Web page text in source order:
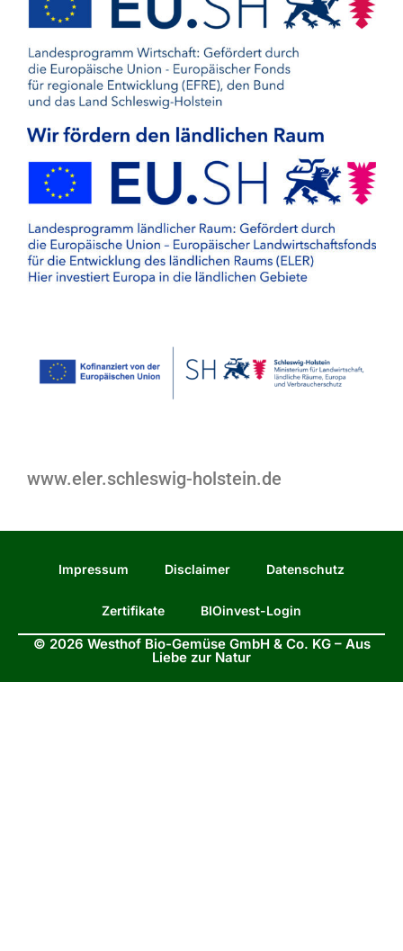
www.eler.schleswig-holstein.de
Impressum Disclaimer Datenschutz
Zertifikate BIOinvest-Login
© 2026 Westhof Bio-Gemüse GmbH & Co. KG – Aus
Liebe zur Natur